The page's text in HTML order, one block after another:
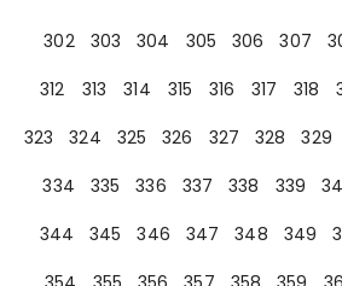
302
303 304 305 306 307
312
313 314 315 316 317 318
323
324 325 326 327 328 329
334
335 336 337 338 339
344
345 346 347 348 349